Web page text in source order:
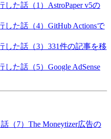
した話（1）AstroPaper v5の
した話（4）GitHub Actionsで
した話（3）331件の記事を移
した話（5）Google AdSense
（7）The Moneytizer広告の